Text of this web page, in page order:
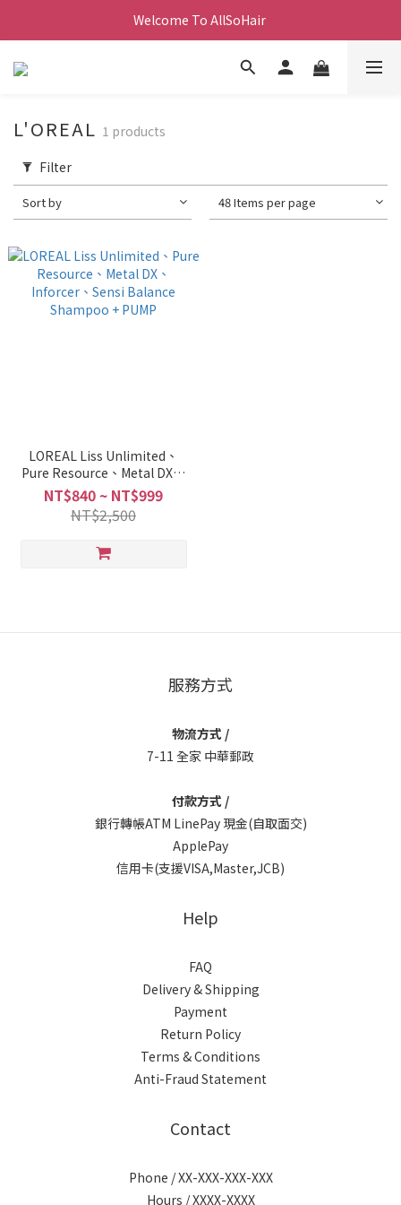
Welcome To AllSoHair
L'OREAL 1 products
Filter
Sort by 48 Items per page
LOREAL Liss Unlimited、
Pure Resource、Metal DX、
Inforcer、Sensi Balance
Shampoo + PUMP
NT$840 ~ NT$999
NT$2,500
服務方式
物流方式 /
7-11 全家 中華郵政
付款方式 /
銀行轉帳ATM LinePay 現金(自取面交)
ApplePay
信用卡(支援VISA,Master,JCB)
Help
FAQ
Delivery & Shipping
Payment
Return Policy
Terms & Conditions
Anti-Fraud Statement
Contact
Phone / XX-XXX-XXX-XXX
Hours / XXXX-XXXX